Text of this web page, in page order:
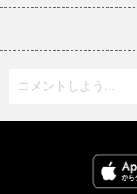
コメントしよう...